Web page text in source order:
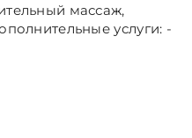
массаж,
услуги: -